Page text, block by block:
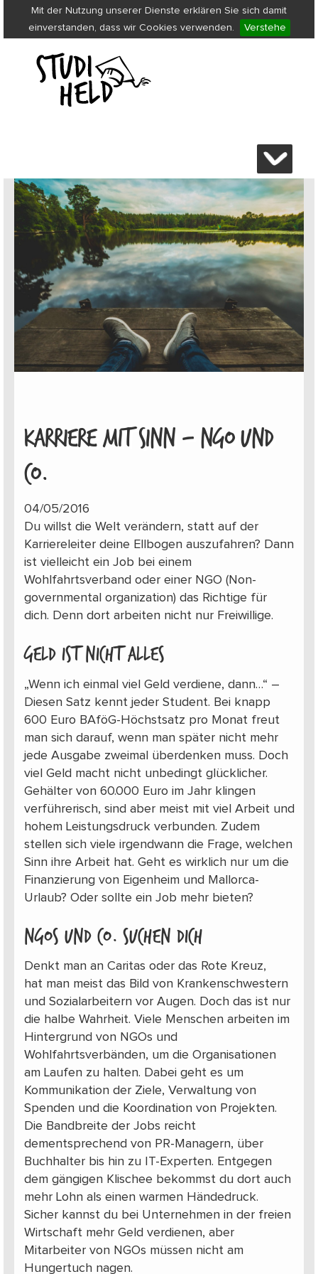
Mit der Nutzung unserer Dienste erklären Sie sich damit
einverstanden, dass wir Cookies verwenden.
Verstehe
KARRIERE MIT SINN – NGO UND
CO.
04/05/2016
Du willst die Welt verändern, statt auf der
Karriereleiter deine Ellbogen auszufahren? Dann
ist vielleicht ein Job bei einem
Wohlfahrtsverband oder einer NGO (Non-
governmental organization) das Richtige für
dich. Denn dort arbeiten nicht nur Freiwillige.
Geld ist nicht alles
„Wenn ich einmal viel Geld verdiene, dann…“ –
Diesen Satz kennt jeder Student. Bei knapp
600 Euro BAföG-Höchstsatz pro Monat freut
man sich darauf, wenn man später nicht mehr
jede Ausgabe zweimal überdenken muss. Doch
viel Geld macht nicht unbedingt glücklicher.
Gehälter von 60.000 Euro im Jahr klingen
verführerisch, sind aber meist mit viel Arbeit und
hohem Leistungsdruck verbunden. Zudem
stellen sich viele irgendwann die Frage, welchen
Sinn ihre Arbeit hat. Geht es wirklich nur um die
Finanzierung von Eigenheim und Mallorca-
Urlaub? Oder sollte ein Job mehr bieten?
NGOs und Co. suchen dich
Denkt man an Caritas oder das Rote Kreuz,
hat man meist das Bild von Krankenschwestern
und Sozialarbeitern vor Augen. Doch das ist nur
die halbe Wahrheit. Viele Menschen arbeiten im
Hintergrund von NGOs und
Wohlfahrtsverbänden, um die Organisationen
am Laufen zu halten. Dabei geht es um
Kommunikation der Ziele, Verwaltung von
Spenden und die Koordination von Projekten.
Die Bandbreite der Jobs reicht
dementsprechend von PR-Managern, über
Buchhalter bis hin zu IT-Experten. Entgegen
dem gängigen Klischee bekommst du dort auch
mehr Lohn als einen warmen Händedruck.
Sicher kannst du bei Unternehmen in der freien
Wirtschaft mehr Geld verdienen, aber
Mitarbeiter von NGOs müssen nicht am
Hungertuch nagen.